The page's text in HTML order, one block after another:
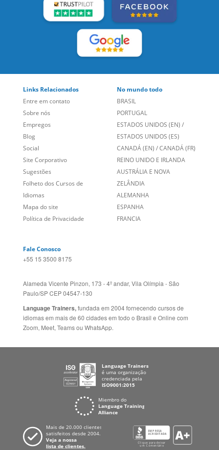
LEIA NOSSAS AVALIAÇÕES:
Links Relacionados
Entre em contato
Sobre nós
Empregos
Blog
Social
Site Corporativo
Sugestões
Mapa do site
No mundo todo
BRASIL
PORTUGAL
ESTADOS UNIDOS (EN)
ESTADOS UNIDOS (ES)
CANADÁ (EN)
REINO UNIDO E IRLANDA
AUSTRÁLIA E NOVA
Fale Conosco
+55 15 3500 8175
Alameda Vicente Pinzon, 173 - 4º andar, Vila Olímpia - São
idiomas em mais de 60 cidades em todo o Brasil e Online com
Zoom, Meet, Teams ou WhatsApp.